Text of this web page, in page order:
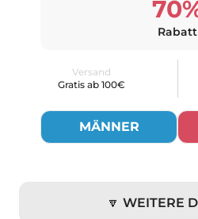
Rabatt
Versand
Gratis ab 100€
MÄNNER
🔽 WEITERE